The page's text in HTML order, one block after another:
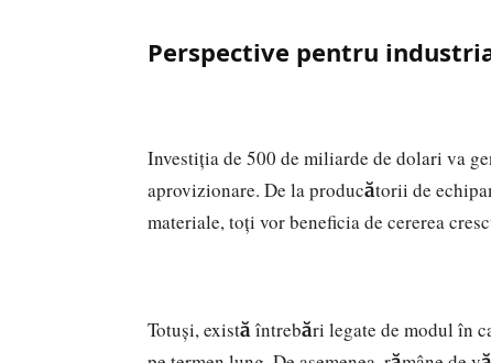
Perspective pentru
Investiția de 500 de miliarde de dolari va
aprovizionare. De la producătorii de
materiale, toți vor beneficia de cererea
Totuși, există întrebări legate de modul în